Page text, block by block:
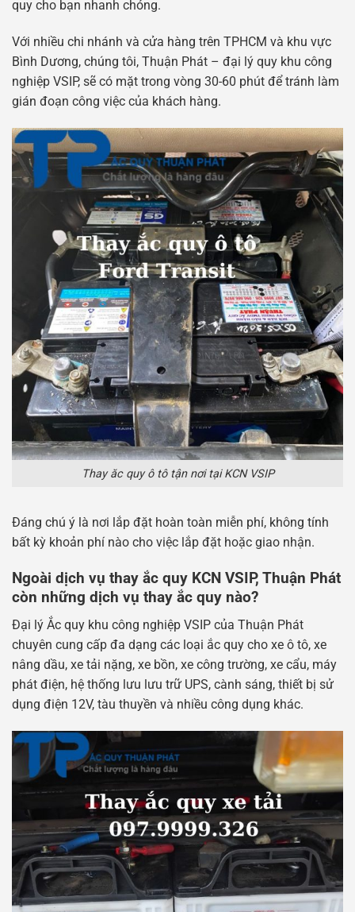
quy cho bạn nhanh chóng.
Với nhiều chi nhánh và cửa hàng trên TPHCM và khu vực
Bình Dương, chúng tôi, Thuận Phát – đại lý quy khu công
nghiệp VSIP, sẽ có mặt trong vòng 30-60 phút để tránh làm
gián đoạn công việc của khách hàng.
Thay ăc quy ô tô tận nơi tại KCN VSIP
Đáng chú ý là nơi lắp đặt hoàn toàn miễn phí, không tính
bất kỳ khoản phí nào cho việc lắp đặt hoặc giao nhận.
Ngoài dịch vụ thay ắc quy KCN VSIP, Thuận Phát
còn những dịch vụ thay ắc quy nào?
Đại lý Ắc quy khu công nghiệp VSIP của Thuận Phát
chuyên cung cấp đa dạng các loại ắc quy cho xe ô tô, xe
nâng dầu, xe tải nặng, xe bồn, xe công trường, xe cẩu, máy
phát điện, hệ thống lưu lưu trữ UPS, cành sáng, thiết bị sử
dụng điện 12V, tàu thuyền và nhiều công dụng khác.